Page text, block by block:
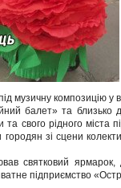
композицію у
балет» та близько
свого рідного міста
зі сцени
святковий ярмарок,
підприємство